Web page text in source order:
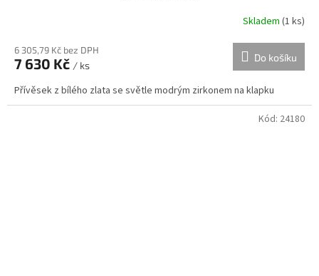
Skladem (1 ks)
6 305,79 Kč bez DPH
7 630 Kč / ks
Do košíku
Přívěsek z bílého zlata se světle modrým zirkonem na klapku
Kód: 24180